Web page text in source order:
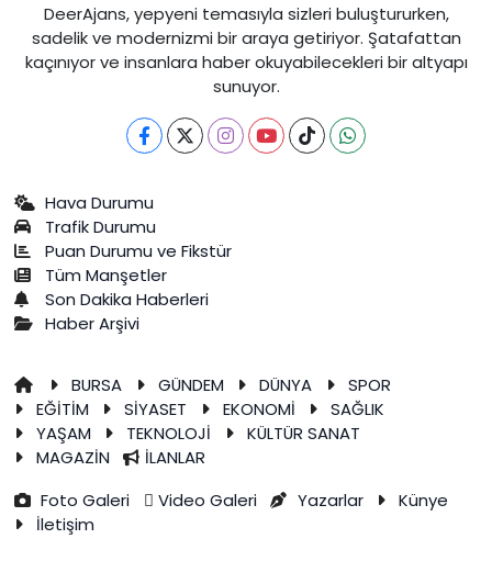
DeerAjans, yepyeni temasıyla sizleri buluştururken,
sadelik ve modernizmi bir araya getiriyor. Şatafattan
kaçınıyor ve insanlara haber okuyabilecekleri bir altyapı
sunuyor.
Hava Durumu
Trafik Durumu
Puan Durumu ve Fikstür
Tüm Manşetler
Son Dakika Haberleri
Haber Arşivi
BURSA GÜNDEM DÜNYA
SPOR
EĞİTİM
SİYASET EKONOMİ
SAĞLIK
YAŞAM
TEKNOLOJİ
KÜLTÜR SANAT
MAGAZİN
İLANLAR
Foto Galeri
Video Galeri Yazarlar
Künye
İletişim